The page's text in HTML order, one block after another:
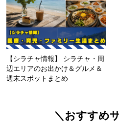
【シラチャ情報】 シラチャ・周
辺エリアのお出かけ＆グルメ＆
週末スポットまとめ
＼おすすめ